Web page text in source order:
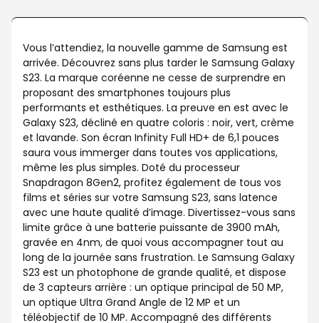
Vous l’attendiez, la nouvelle gamme de Samsung est
arrivée. Découvrez sans plus tarder le Samsung Galaxy
S23. La marque coréenne ne cesse de surprendre en
proposant des smartphones toujours plus
performants et esthétiques. La preuve en est avec le
Galaxy S23, décliné en quatre coloris : noir, vert, crème
et lavande. Son écran Infinity Full HD+ de 6,1 pouces
saura vous immerger dans toutes vos applications,
même les plus simples. Doté du processeur
Snapdragon 8Gen2, profitez également de tous vos
films et séries sur votre Samsung S23, sans latence
avec une haute qualité d’image. Divertissez-vous sans
limite grâce à une batterie puissante de 3900 mAh,
gravée en 4nm, de quoi vous accompagner tout au
long de la journée sans frustration. Le Samsung Galaxy
S23 est un photophone de grande qualité, et dispose
de 3 capteurs arrière : un optique principal de 50 MP,
un optique Ultra Grand Angle de 12 MP et un
téléobjectif de 10 MP. Accompagné des différents